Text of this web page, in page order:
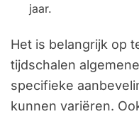
jaar.
Het is belangrijk op
tijdschalen
specifieke
kunnen variëren.